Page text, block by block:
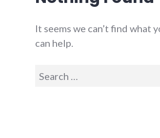
It seems we can’t find what
can help.
Search